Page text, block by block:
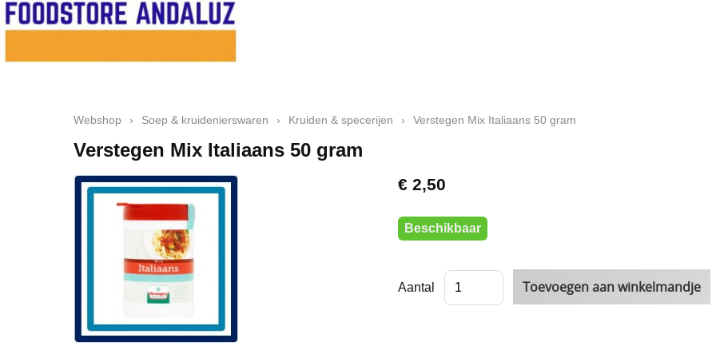
Webshop › Soep & kruidenierswaren › Kruiden & specerijen › Verstegen Mix Italiaans 50 gram
Verstegen Mix Italiaans 50 gram
€ 2,50
Beschikbaar
Aantal